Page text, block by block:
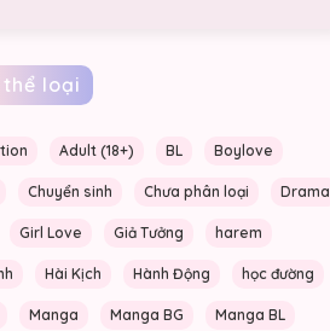
loại
Adult (18+) BL Boylove
Chuyển sinh Chưa phân loại Drama
Girl Love Giả Tưởng harem
Hài Kịch Hành Động học đường
Manga Manga BG Manga BL